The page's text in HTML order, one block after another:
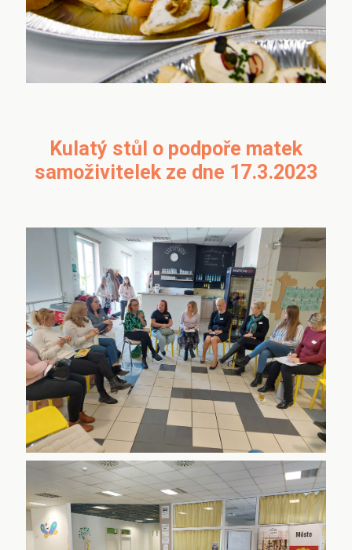
Kulatý stůl o podpoře matek
samoživitelek ze dne 17.3.2023